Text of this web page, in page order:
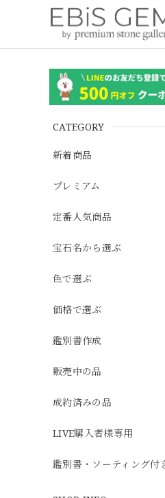
CATEGORY
新着商品
プレミアム
定番人気商品
宝石名から選ぶ
色で選ぶ
価格で選ぶ
鑑別書作成
販売中の品
成約済みの品
LIVE購入者様専用
鑑別書・ソーティング付